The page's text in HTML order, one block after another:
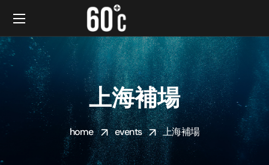
上海補場
home events 上海補場